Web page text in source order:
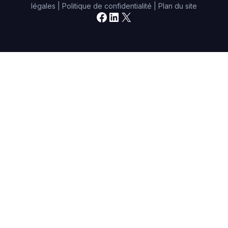
légales
Politique de confidentialité Plan du site
Facebook
LinkedIn
X